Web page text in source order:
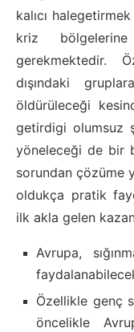
kalıcı
kriz
gerekmektedir.
dışındaki
öldürüleceği
getirdigi olumsuz
yöneleceği de bir
sorundan çözüme
oldukça pratik
ilk akla gelen
Avrupa,
Özellikle genç
öncelikle